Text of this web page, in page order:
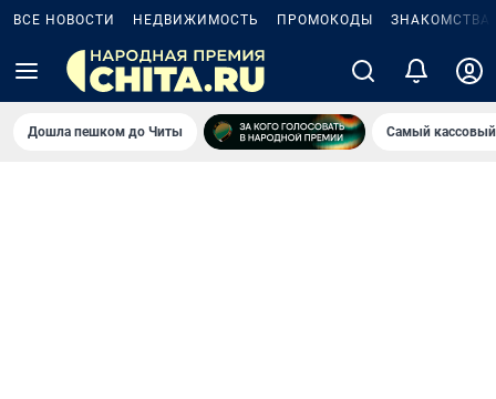
ВСЕ НОВОСТИ НЕДВИЖИМОСТЬ ПРОМОКОДЫ ЗНАКОМСТВА
Дошла пешком до Читы Самый